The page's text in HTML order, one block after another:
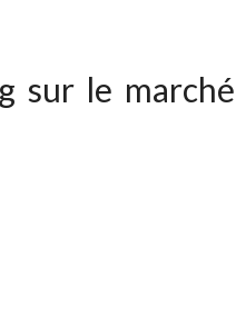
sur le marché